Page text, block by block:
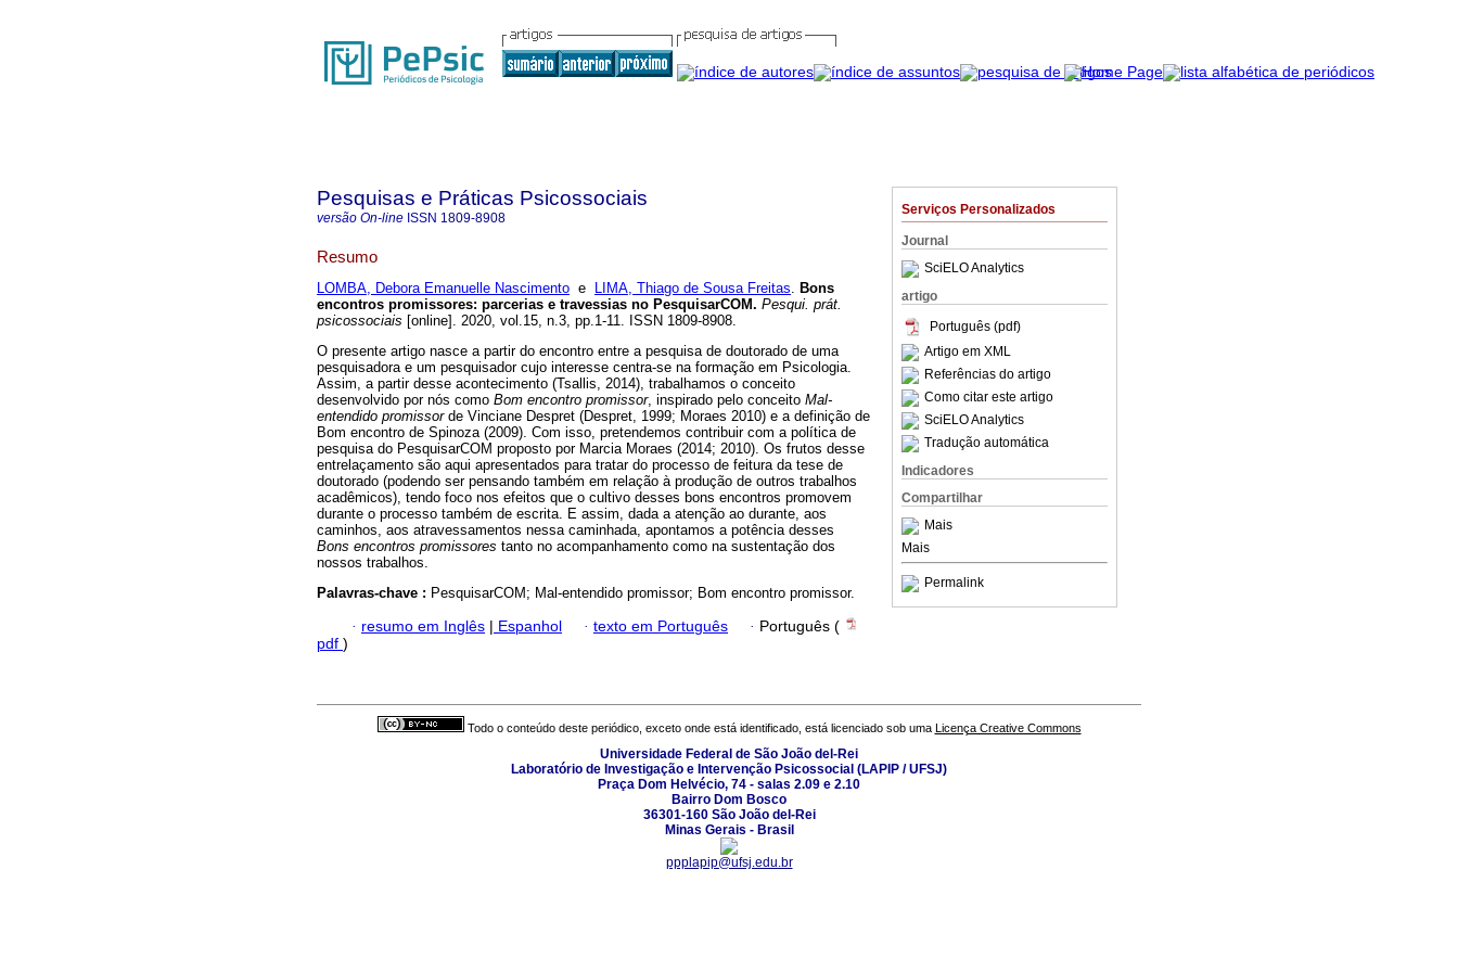
Serviços Personalizados
Journal
SciELO Analytics
artigo
Português (pdf)
Artigo em XML
Referências do artigo
Como citar este artigo
SciELO Analytics
Tradução automática
Indicadores
Compartilhar
Mais
Mais
Permalink
Pesquisas e Práticas Psicossociais
versão On-line ISSN 1809-8908
Resumo
LOMBA, Debora Emanuelle Nascimento e LIMA, Thiago de Sousa Freitas. Bons
encontros promissores: parcerias e travessias no PesquisarCOM. Pesqui. prát.
psicossociais [online]. 2020, vol.15, n.3, pp.1-11. ISSN 1809-8908.
O presente artigo nasce a partir do encontro entre a pesquisa de doutorado de uma
pesquisadora e um pesquisador cujo interesse centra-se na formação em Psicologia.
Assim, a partir desse acontecimento (Tsallis, 2014), trabalhamos o conceito
desenvolvido por nós como Bom encontro promissor, inspirado pelo conceito Mal-
entendido promissor de Vinciane Despret (Despret, 1999; Moraes 2010) e a definição de
Bom encontro de Spinoza (2009). Com isso, pretendemos contribuir com a política de
pesquisa do PesquisarCOM proposto por Marcia Moraes (2014; 2010). Os frutos desse
entrelaçamento são aqui apresentados para tratar do processo de feitura da tese de
doutorado (podendo ser pensando também em relação à produção de outros trabalhos
acadêmicos), tendo foco nos efeitos que o cultivo desses bons encontros promovem
durante o processo também de escrita. E assim, dada a atenção ao durante, aos
caminhos, aos atravessamentos nessa caminhada, apontamos a potência desses
Bons encontros promissores tanto no acompanhamento como na sustentação dos
nossos trabalhos.
Palavras-chave : PesquisarCOM; Mal-entendido promissor; Bom encontro promissor.
· resumo em Inglês | Espanhol · texto em Português · Português (
pdf )
Todo o conteúdo deste periódico, exceto onde está identificado, está licenciado sob uma Licença Creative Commons
Universidade Federal de São João del-Rei
Laboratório de Investigação e Intervenção Psicossocial (LAPIP / UFSJ)
Praça Dom Helvécio, 74 - salas 2.09 e 2.10
Bairro Dom Bosco
36301-160 São João del-Rei
Minas Gerais - Brasil
ppplapip@ufsj.edu.br